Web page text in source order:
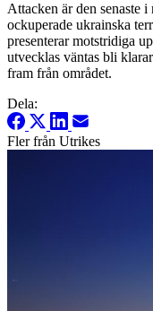
Attacken är den senaste
ockuperade ukrainska
presenterar motstridiga
utvecklas väntas bli
fram från området.
Dela:
Fler från Utrikes